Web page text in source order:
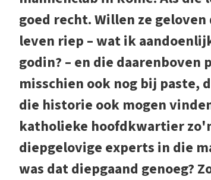
goed recht. Willen ze
leven riep – wat ik
godin? – en die
misschien ook nog bij paste,
die historie ook mogen
katholieke hoofdkwartier
diepgelovige experts in die
was dat diepgaand genoeg?